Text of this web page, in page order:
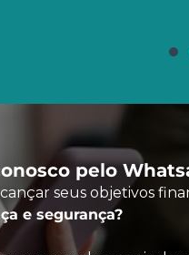
pelo
seus objetivos
e segurança?